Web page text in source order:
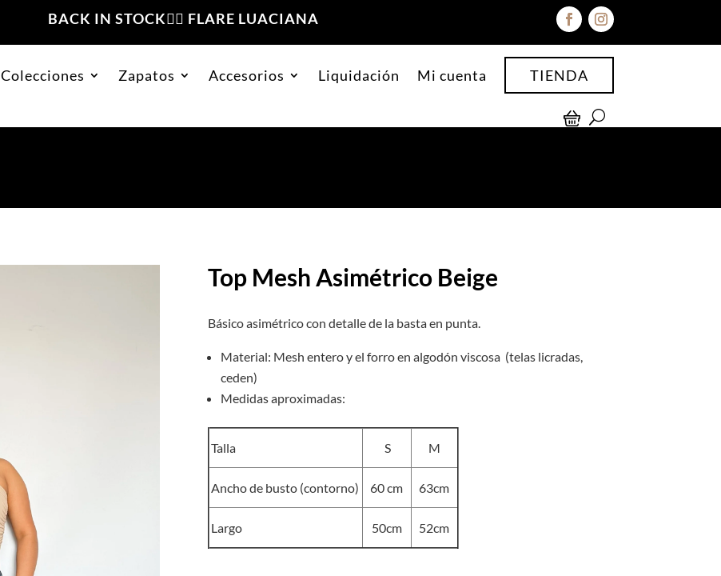
BACK IN STOCK❤️‍🔥 FLARE LUACIANA
Colecciones Zapatos Accesorios Liquidación Mi cuenta TIENDA
Top Mesh Asimétrico Beige
Básico asimétrico con detalle de la basta en punta.
Material: Mesh entero y el forro en algodón viscosa (telas licradas,
ceden)
Medidas aproximadas:
Talla S M
Ancho de busto (contorno) 60 cm 63cm
Largo 50cm 52cm